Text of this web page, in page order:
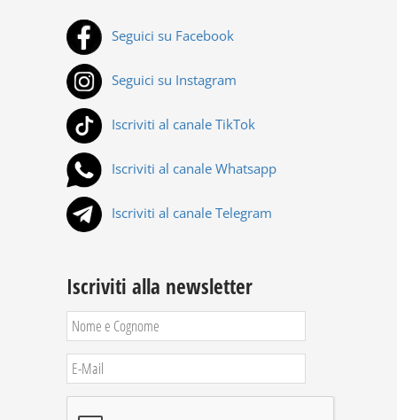
Seguici su Facebook
Seguici su Instagram
Iscriviti al canale TikTok
Iscriviti al canale Whatsapp
Iscriviti al canale Telegram
Iscriviti alla newsletter